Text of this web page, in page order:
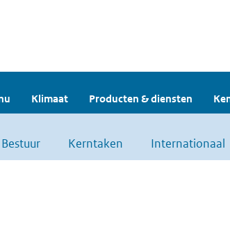
Klimaat Producten & diensten
Bestuur Kerntaken Internationaal